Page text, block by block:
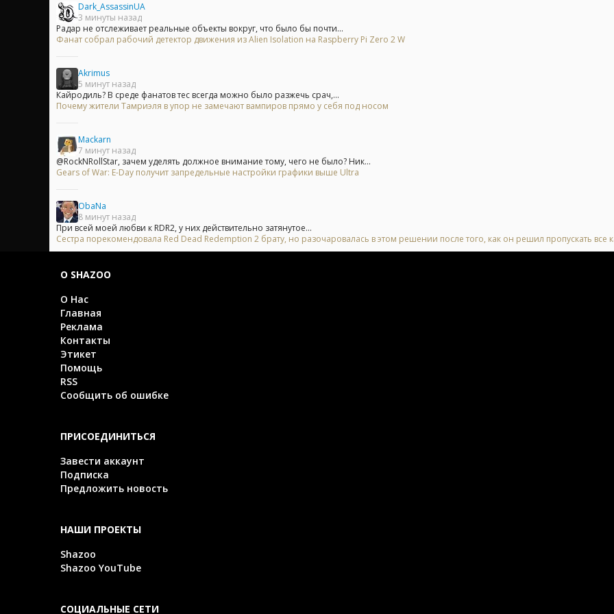
Dark_AssassinUA
3 минуты назад
Радар не отслеживает реальные объекты вокруг, что было бы почти...
Фанат собрал рабочий детектор движения из Alien Isolation на Raspberry Pi Zero 2 W
Akrimus
5 минут назад
Кайродиль? В среде фанатов тес всегда можно было разжечь срач,...
Почему жители Тамриэля в упор не замечают вампиров прямо у себя под носом
Mackarn
7 минут назад
@RockNRollStar, зачем уделять должное внимание тому, чего не было? Ник...
Gears of War: E-Day получит запредельные настройки графики выше Ultra
ObaNa
8 минут назад
При всей моей любви к RDR2, у них действительно затянутое...
Сестра порекомендовала Red Dead Redemption 2 брату, но разочаровалась в этом решении после того, как он решил пропускать все
О SHAZOO
О Нас
Главная
Реклама
Контакты
Этикет
Помощь
RSS
Сообщить об ошибке
ПРИСОЕДИНИТЬСЯ
Завести аккаунт
Подписка
Предложить новость
НАШИ ПРОЕКТЫ
Shazoo
Shazoo YouTube
СОЦИАЛЬНЫЕ СЕТИ